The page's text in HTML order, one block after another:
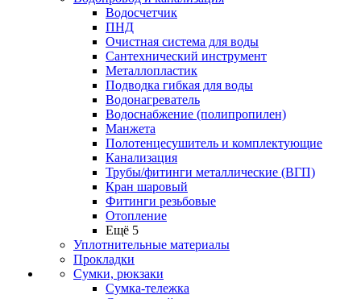
Водосчетчик
ПНД
Очистная система для воды
Сантехнический инструмент
Металлопластик
Подводка гибкая для воды
Водонагреватель
Водоснабжение (полипропилен)
Манжета
Полотенцесушитель и комплектующие
Канализация
Трубы/фитинги металлические (ВГП)
Кран шаровый
Фитинги резьбовые
Отопление
Ещё 5
Уплотнительные материалы
Прокладки
Сумки, рюкзаки
Сумка-тележка